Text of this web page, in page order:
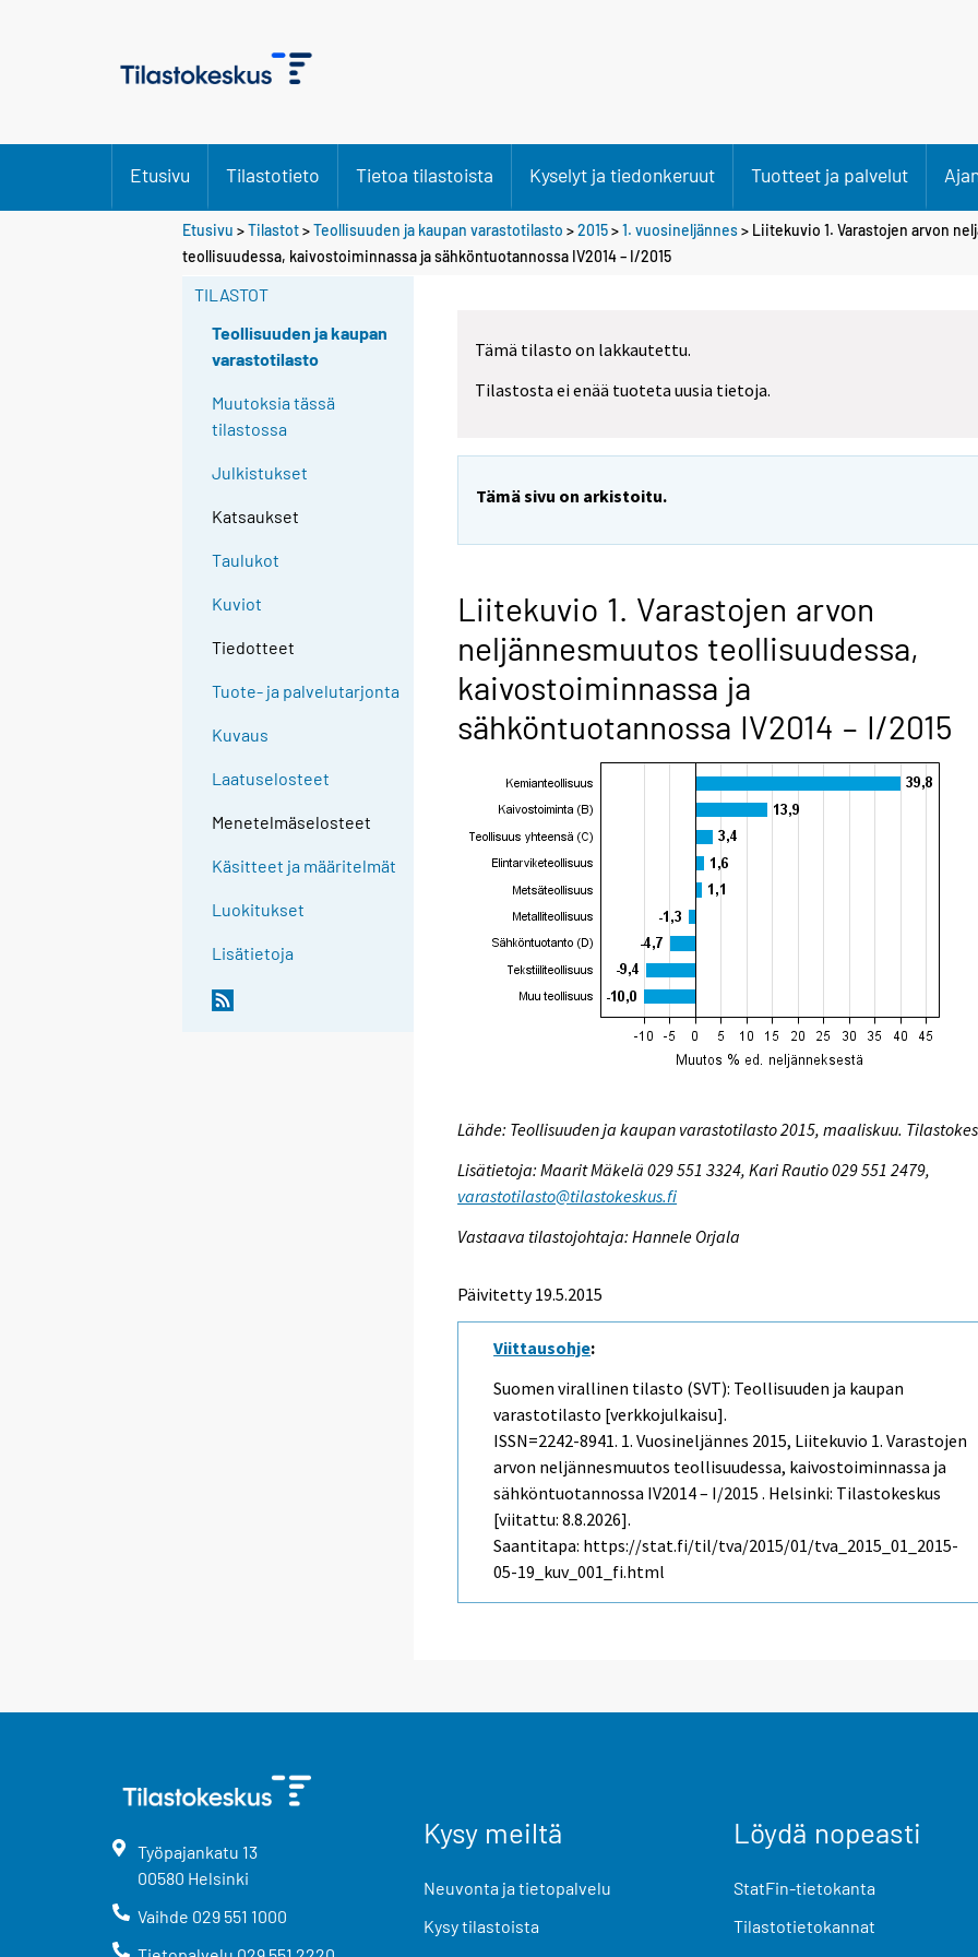
Etusivu Tilastotieto Tietoa tilastoista Kyselyt ja tiedonkeruut Tuotteet ja palvelut
Etusivu >Tilastot>Teollisuuden ja kaupan varastotilasto >2015>1. vuosineljännes> Liitekuvio 1. Varastojen arvon
teollisuudessa, kaivostoiminnassa ja sähköntuotannossa IV2014 – I/2015
TILASTOT
Teollisuuden ja kaupan
varastotilasto
Muutoksia tässä
tilastossa
Julkistukset
Katsaukset
Taulukot
Kuviot
Tiedotteet
Tuote- ja palvelutarjonta
Kuvaus
Laatuselosteet
Menetelmäselosteet
Käsitteet ja määritelmät
Luokitukset
Lisätietoja
Tämä tilasto on lakkautettu.
Tilastosta ei enää tuoteta uusia tietoja.
Tämä sivu on arkistoitu.
Liitekuvio 1. Varastojen arvon
neljännesmuutos teollisuudessa,
kaivostoiminnassa ja
sähköntuotannossa IV2014 – I/2015
Lähde: Teollisuuden ja kaupan varastotilasto 2015, maaliskuu.
Lisätietoja: Maarit Mäkelä 029 551 3324, Kari Rautio 029 551 2479,
varastotilasto@tilastokeskus.fi
Vastaava tilastojohtaja: Hannele Orjala
Päivitetty 19.5.2015
Viittausohje:
Suomen virallinen tilasto (SVT): Teollisuuden ja kaupan
varastotilasto [verkkojulkaisu].
ISSN=2242-8941. 1. Vuosineljännes 2015, Liitekuvio 1. Varastojen
arvon neljännesmuutos teollisuudessa, kaivostoiminnassa ja
sähköntuotannossa IV2014 – I/2015 . Helsinki: Tilastokeskus
[viitattu: 8.8.2026].
Saantitapa: https://stat.fi/til/tva/2015/01/tva_2015_01_2015-
05-19_kuv_001_fi.html
Työpajankatu 13
00580 Helsinki
Vaihde 029 551 1000
Kysy meiltä
Neuvonta ja tietopalvelu
Kysy tilastoista
Löydä nopeasti
StatFin-tietokanta
Tilastotietokannat